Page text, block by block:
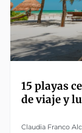
15 playas
de viaje y
Claudia Franco